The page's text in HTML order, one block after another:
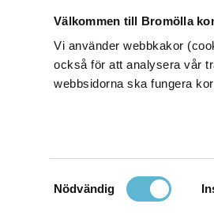
Välkommen till Bromölla
Vi använder webbkakor
också för att analysera vår
webbsidorna ska fungera
Samtyckesval
Nödvändig